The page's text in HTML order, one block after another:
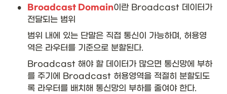
• Broadcast Domain이란 Broadcast 데이터가
전달되는 범위
범위 내에 있는 단말은 직접 통신이 가능하며, 허용영
역은 라우터를 기준으로 분할된다.
Broadcast 해야 할 데이터가 많으면 통신망에 부하
를 주기에 Broadcast 허용영역을 적절히 분할되도
록 라우터를 배치해 통신망의 부하를 줄여야 한다.